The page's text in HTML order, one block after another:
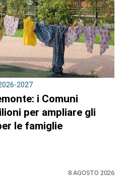
2027
i Comuni
per ampliare gli
le famiglie